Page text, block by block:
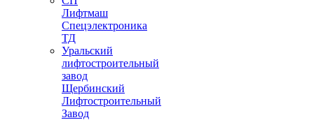
Лифтмаш
Спецэлектроника
ТД
Уральский
лифтостроительный
завод
Щербинский
Лифтостроительный
Завод